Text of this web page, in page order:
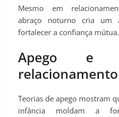
Mesmo em
abraço noturno cria um
fortalecer a confiança mútua.
Apego e
relacionamento
Teorias de apego mostram
infância moldam a